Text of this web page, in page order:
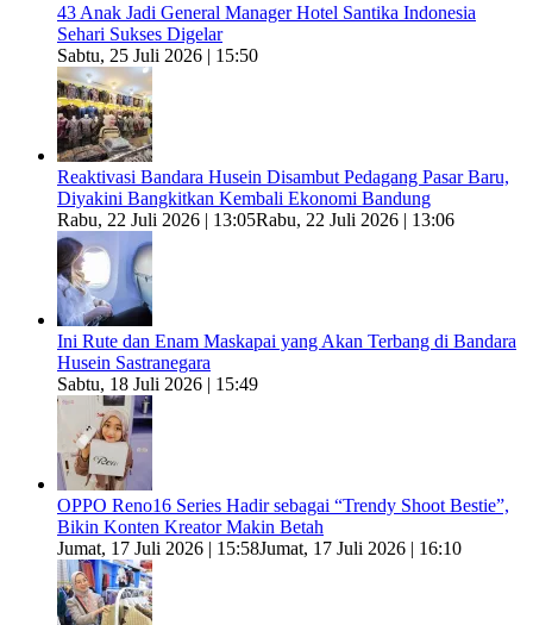
43 Anak Jadi General Manager Hotel Santika Indonesia
Sehari Sukses Digelar
Sabtu, 25 Juli 2026 | 15:50
Reaktivasi Bandara Husein Disambut Pedagang Pasar Baru,
Diyakini Bangkitkan Kembali Ekonomi Bandung
Rabu, 22 Juli 2026 | 13:05Rabu, 22 Juli 2026 | 13:06
Ini Rute dan Enam Maskapai yang Akan Terbang di Bandara
Husein Sastranegara
Sabtu, 18 Juli 2026 | 15:49
OPPO Reno16 Series Hadir sebagai “Trendy Shoot Bestie”,
Bikin Konten Kreator Makin Betah
Jumat, 17 Juli 2026 | 15:58Jumat, 17 Juli 2026 | 16:10